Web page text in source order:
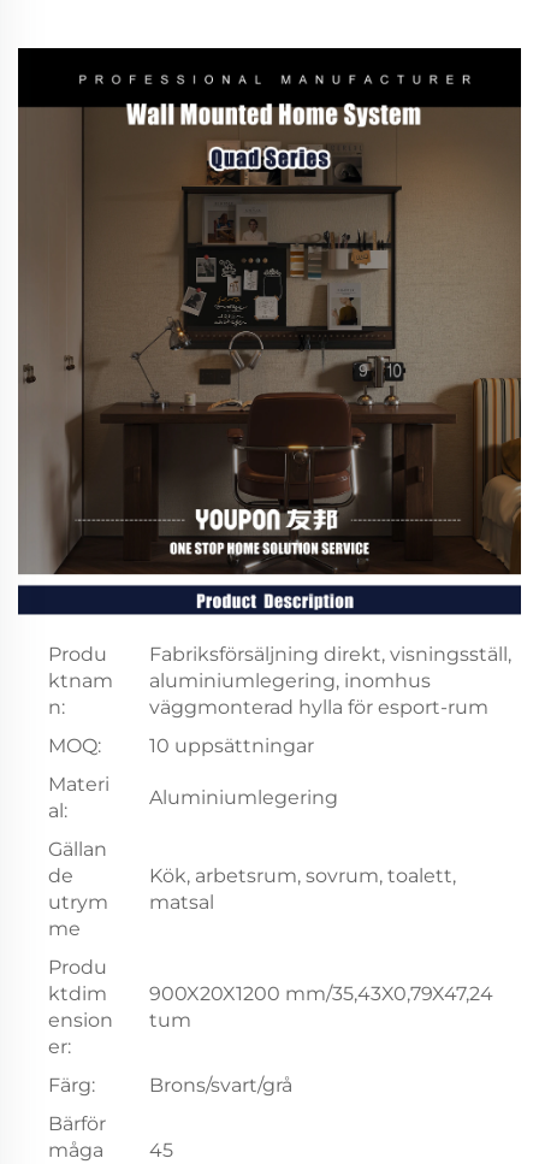
Produ
ktnam
n:
Fabriksförsäljning direkt, visningsställ,
aluminiumlegering, inomhus
väggmonterad hylla för esport-rum
MOQ:
10 uppsättningar
Materi
al:
Aluminiumlegering
Gällan
de
utrym
me
Kök, arbetsrum, sovrum, toalett,
matsal
Produ
ktdim
ension
er:
900X20X1200 mm/35,43X0,79X47,24
tum
Färg:
Brons/svart/grå
Bärför
måga
45